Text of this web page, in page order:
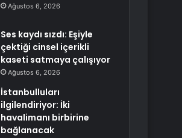
Ağustos 6, 2026
Ses kaydı sızdı: Eşiyle
çektiği cinsel içerikli
kaseti satmaya çalışıyor
Ağustos 6, 2026
İstanbulluları
ilgilendiriyor: İki
havalimanı birbirine
bağlanacak